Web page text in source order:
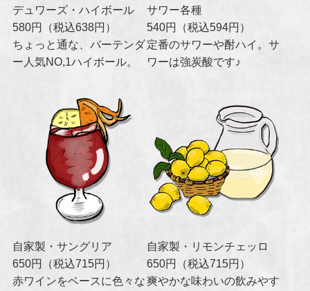
デュワーズ・ハイボール
580円（税込638円）
ちょっと通な、バーテンダ
ー人気NO,1ハイボール。
サワー各種
540円（税込594円）
定番のサワーや酎ハイ。サ
ワーは強炭酸です♪
自家製・サングリア
650円（税込715円）
赤ワインをベースに色々な
自家製・リモンチェッロ
650円（税込715円）
爽やかな味わいの飲みやす